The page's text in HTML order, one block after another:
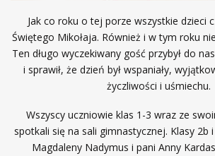
Jak co roku o tej porze wszystkie dzieci
Świętego Mikołaja. Również i w tym roku
Ten długo wyczekiwany gość przybył do
i sprawił, że dzień był wspaniały,
życzliwości i uśmiechu.
Wszyscy uczniowie klas 1-3 wraz ze
spotkali się na sali gimnastycznej. Klasy 2b
Magdaleny Nadymus i pani Anny